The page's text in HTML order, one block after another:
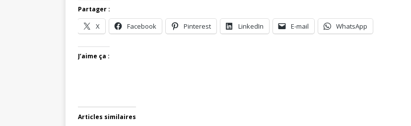
Partager :
X Facebook Pinterest LinkedIn E-mail WhatsApp
J’aime ça :
Articles similaires